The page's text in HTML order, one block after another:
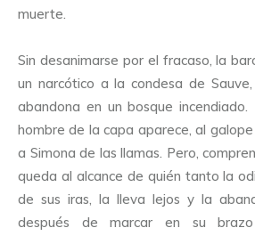
muerte.
Sin desanimarse por el fracaso, la
un narcótico a la condesa de
abandona en un bosque
hombre de la capa aparece, al
a Simona de las llamas. Pero,
queda al alcance de quién tanto la
de sus iras, la lleva lejos y la
después de marcar en su